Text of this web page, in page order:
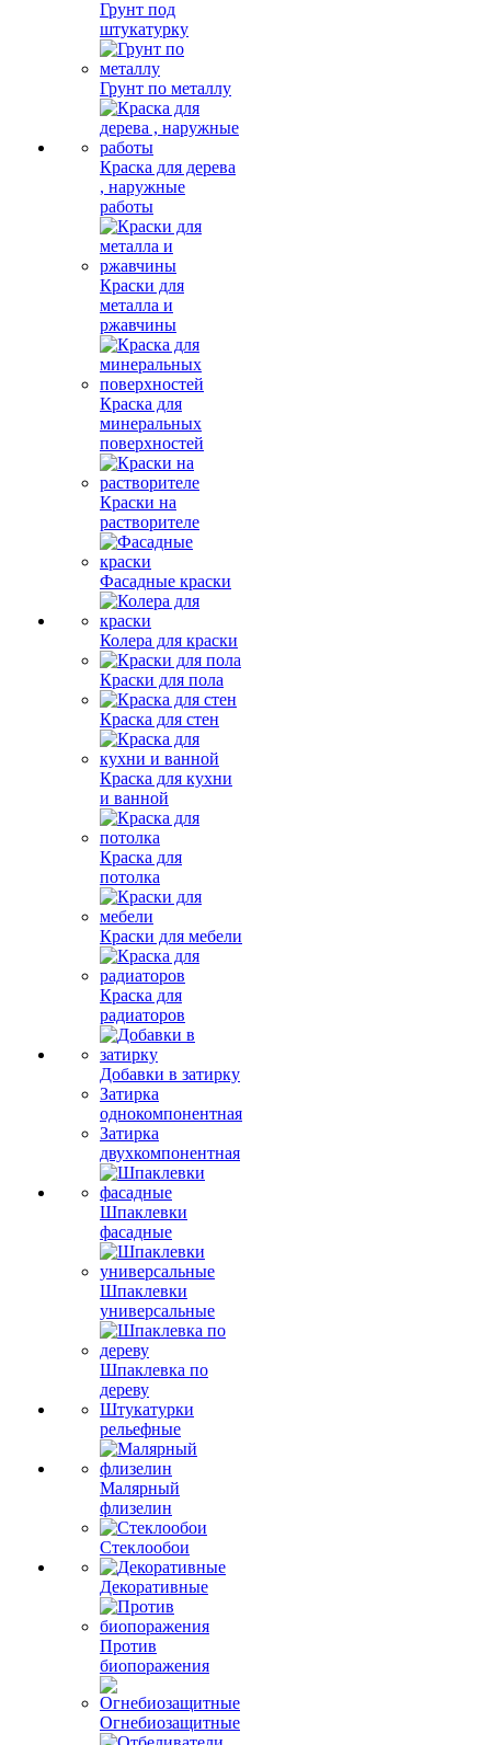
Грунт под
штукатурку
Грунт по металлу
Краска для дерева
, наружные
работы
Краски для
металла и
ржавчины
Краска для
минеральных
поверхностей
Краски на
растворителе
Фасадные краски
Колера для краски
Краски для пола
Краска для стен
Краска для кухни
и ванной
Краска для
потолка
Краски для мебели
Краска для
радиаторов
Добавки в затирку
Затирка
однокомпонентная
Затирка
двухкомпонентная
Шпаклевки
фасадные
Шпаклевки
универсальные
Шпаклевка по
дереву
Штукатурки
рельефные
Малярный
флизелин
Стеклообои
Декоративные
Против
биопоражения
Огнебиозащитные